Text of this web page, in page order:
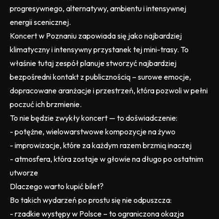
progresywnego, alternatywy, ambientu i intensywnej
energii scenicznej.
Koncert w Poznaniu zapowiada się jako najbardziej
klimatyczny i intensywny przystanek tej mini-trasy. To
właśnie tutaj zespół planuje stworzyć najbardziej
bezpośredni kontakt z publicznością – surowe emocje,
dopracowane aranżacje i przestrzeń, która pozwoli w pełni
poczuć ich brzmienie.
To nie będzie zwykły koncert — to doświadczenie:
- potężne, wielowarstwowe kompozycje na żywo
- improwizacje, które za każdym razem brzmią inaczej
- atmosfera, która zostaje w głowie na długo po ostatnim
utworze
Dlaczego warto kupić bilet?
Bo takich wydarzeń po prostu się nie odpuszcza:
- rzadkie występy w Polsce – to ograniczona okazja